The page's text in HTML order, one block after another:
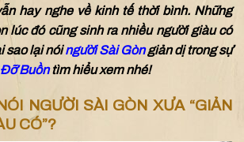
hay nghe về kinh tế thời bình. Những
lúc đó cũng sinh ra nhiều người giàu có
sao lại nói người Sài Gòngiản dị trong sự
Đỡ Buồntìm hiểu xem nhé!
NGƯỜI SÀI GÒN XƯA “GIẢN
CÓ”?